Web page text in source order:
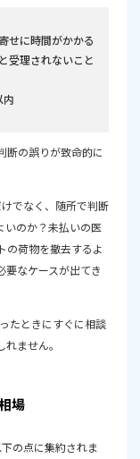
せに時間がかかる
受理されないこと
内
断の誤りが致命的に
でなく、随所で判断
いのか？未払いの医
の荷物を撤去するよ
要なケースが出てき
たときにすぐに相談
ません。
場
の点に集約されま